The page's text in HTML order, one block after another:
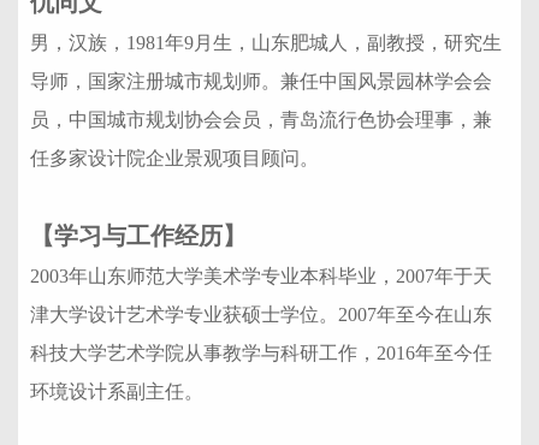
男，汉族，1981年9月生，山东肥城人，副教授，研究生
导师，国家注册城市规划师。兼任中国风景园林学会会
员，中国城市规划协会会员，青岛流行色协会理事，兼
任多家设计院企业景观项目顾问。
【学习与工作经历】
2003年山东师范大学美术学专业本科毕业，2007年于天
津大学设计艺术学专业获硕士学位。2007年至今在山东
科技大学艺术学院从事教学与科研工作，2016年至今任
环境设计系副主任。